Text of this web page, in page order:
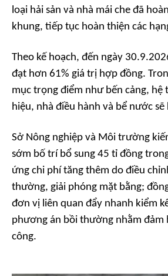
loại hải sản và nhà mái che đã
khung, tiếp tục hoàn thiện các
Theo kế hoạch, đến ngày
đạt hơn 61% giá trị hợp đồng.
mục trọng điểm như bến cảng, hệ
hiệu, nhà điều hành và bể nước
Sở Nông nghiệp và Môi trường
sớm bố trí bổ sung 45 tỉ đồng
ứng chi phí tăng thêm do điều
thường, giải phóng mặt bằng;
đơn vị liên quan đẩy nhanh kiểm
phương án bồi thường nhằm đảm
công.